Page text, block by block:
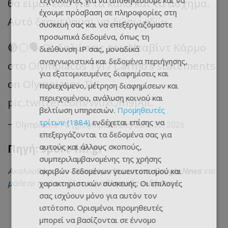
θα είμαι εδώ για τα καλά και τα άσχημα.
Αυτό δεσμεύομαι να δώσω εδώ».
🔴⚪️🗣️ Οι δηλώσεις του Νταβίντ Κάρμο
στο Olympiacos TV! / Carmo’s statements
on Olympiacos TV!
pic.twitter.com/W0xQm9jAIC
— Olympiacos FC (@olympiacosfc)June 30, 2026
Πηγή: sport-fm.gr
Ακολουθήστε το Themasports.com στο Google News
μάθετε πρώτοι όλες τιςαθλητικές ειδήσεις
έχουμε πρόσβαση σε πληροφορίες στη
συσκευή σας και να επεξεργαζόμαστε
προσωπικά δεδομένα, όπως τη
διεύθυνση IP σας, μοναδικά
αναγνωριστικά και δεδομένα περιήγησης,
για εξατομικευμένες διαφημίσεις και
περιεχόμενο, μέτρηση διαφημίσεων και
περιεχομένου, ανάλυση κοινού και
βελτίωση υπηρεσιών. Προμηθευτές
τρίτων (1884)ενδέχεται επίσης να
επεξεργάζονται τα δεδομένα σας για
αυτούς και άλλους σκοπούς,
συμπεριλαμβανομένης της χρήσης
ακριβών δεδομένων γεωεντοπισμού και
χαρακτηριστικών συσκευής. Οι επιλογές
σας ισχύουν μόνο για αυτόν τον
ιστότοπο. Ορισμένοι προμηθευτές
μπορεί να βασίζονται σε έννομο